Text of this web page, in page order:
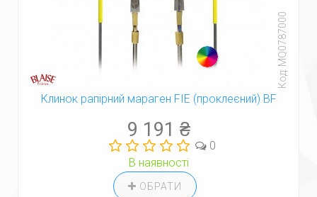
Код: MQ0787000
Клинок рапірний мараген FIE (проклеєний) BF
9 191 ₴
0
В наявності
ОБРАТИ